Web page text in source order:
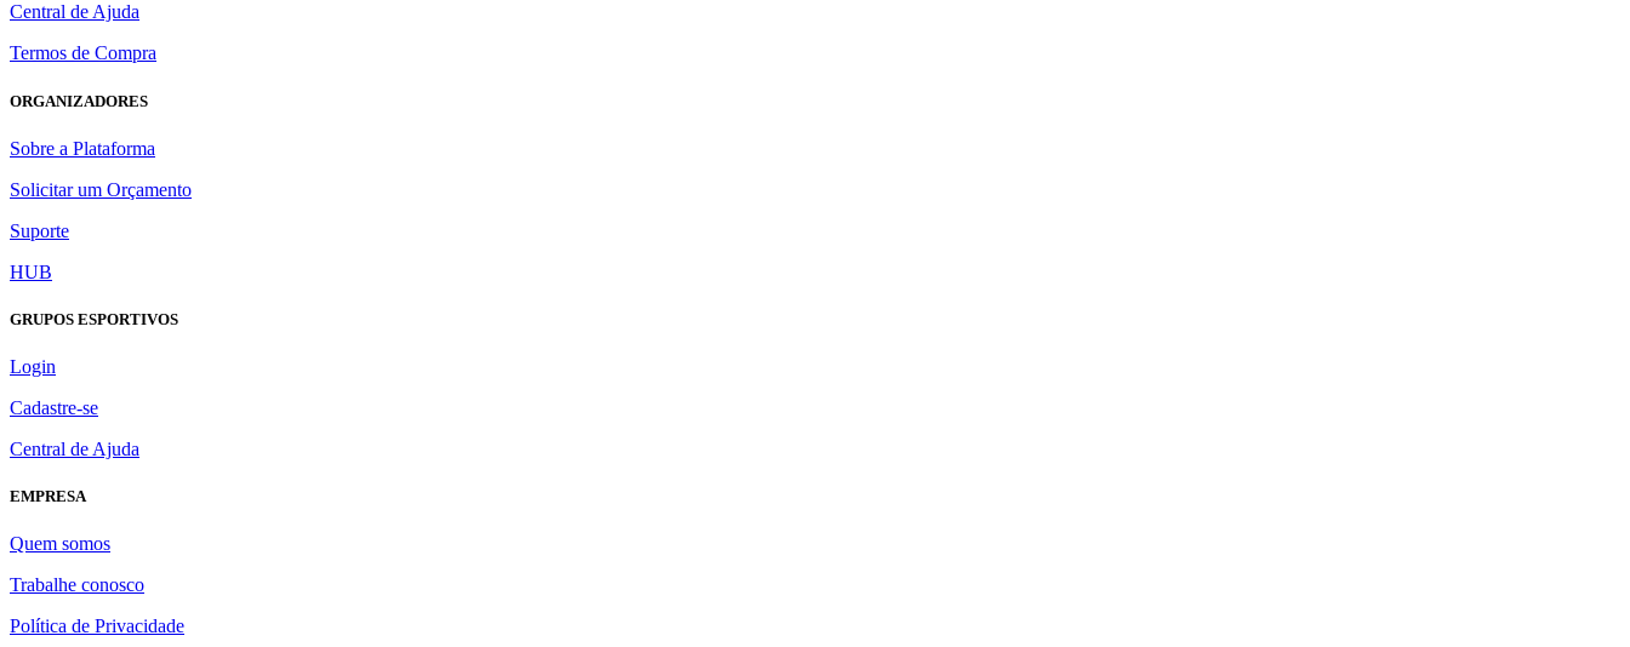
Central de Ajuda
Termos de Compra
ORGANIZADORES
Sobre a Plataforma
Solicitar um Orçamento
Suporte
HUB
GRUPOS ESPORTIVOS
Login
Cadastre-se
Central de Ajuda
EMPRESA
Quem somos
Trabalhe conosco
Política de Privacidade